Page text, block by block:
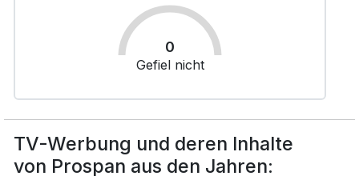
0
Gefiel nicht
TV-Werbung und deren Inhalte
von Prospan aus den Jahren: